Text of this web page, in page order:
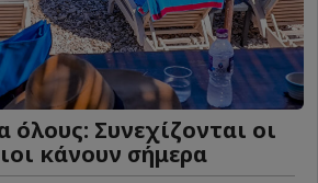
όλους: Συνεχίζονται οι
κάνουν σήμερα